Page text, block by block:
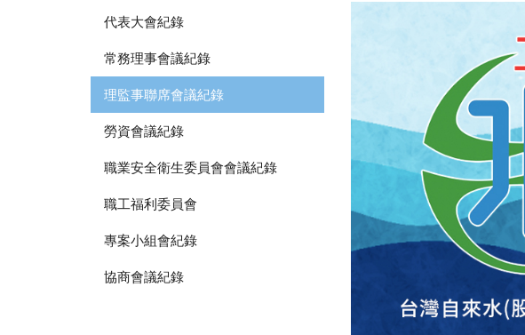
代表大會紀錄
常務理事會議紀錄
理監事聯席會議紀錄
勞資會議紀錄
職業安全衛生委員會會議紀錄
職工福利委員會
專案小組會紀錄
協商會議紀錄